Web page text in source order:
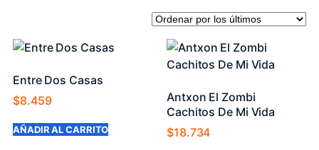
Entre Dos Casas
$8.459
AÑADIR AL CARRITO
Antxon El Zombi
Cachitos De Mi Vida
$18.734